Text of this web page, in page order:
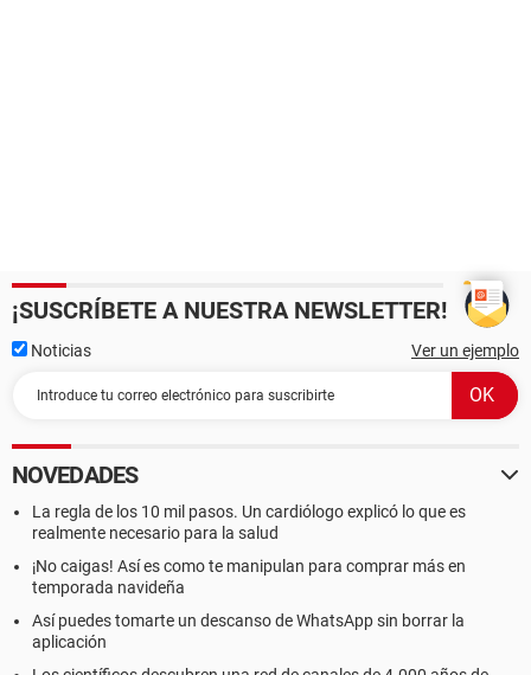
¡SUSCRÍBETE A NUESTRA NEWSLETTER!
Noticias Ver un ejemplo
NOVEDADES
La regla de los 10 mil pasos. Un cardiólogo explicó lo que es
realmente necesario para la salud
¡No caigas! Así es como te manipulan para comprar más en
temporada navideña
Así puedes tomarte un descanso de WhatsApp sin borrar la
aplicación